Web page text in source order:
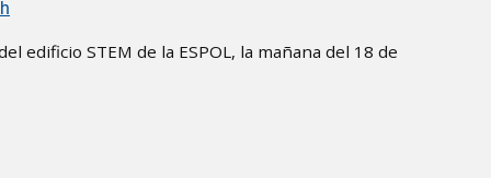
edificio STEM de la ESPOL, la mañana del 18 de